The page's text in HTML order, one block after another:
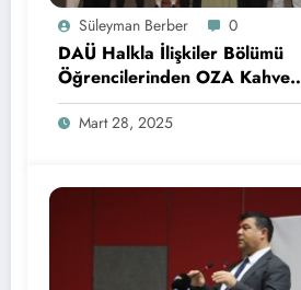
Süleyman Berber 0
DAÜ Halkla İlişkiler Bölümü
Öğrencilerinden OZA Kahve
Sponsorluğunda Lezzetli Bir
Mart 28, 2025